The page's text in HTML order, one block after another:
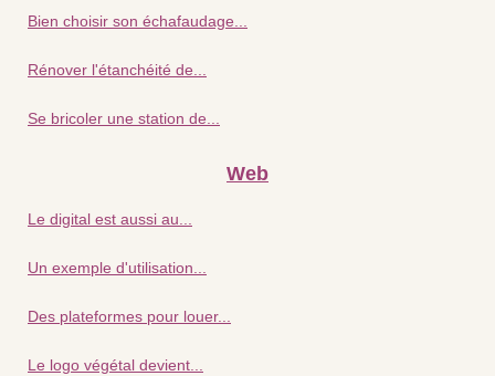
Bien choisir son échafaudage...
Rénover l'étanchéité de...
Se bricoler une station de...
Web
Le digital est aussi au...
Un exemple d'utilisation...
Des plateformes pour louer...
Le logo végétal devient...